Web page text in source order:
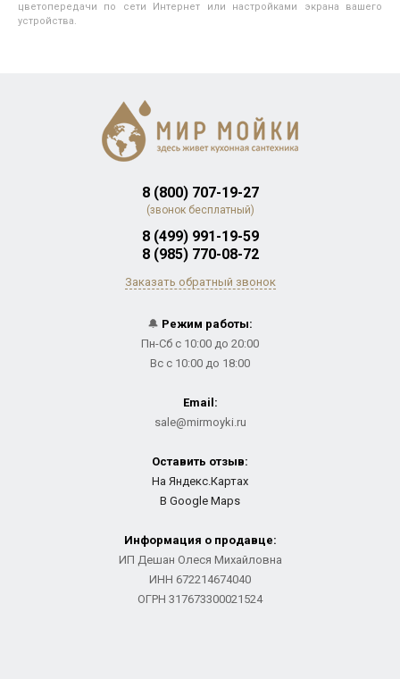
цветопередачи по сети Интернет или настройками экрана вашего
устройства.
8 (800) 707-19-27
(звонок бесплатный)
8 (499) 991-19-59
8 (985) 770-08-72
Заказать обратный звонок
🔔 Режим работы:
Пн-Сб с 10:00 до 20:00
Вс с 10:00 до 18:00
Email:
sale@mirmoyki.ru
Оставить отзыв:
На Яндекс.Картах
В Google Maps
Информация о продавце:
ИП Дешан Олеся Михайловна
ИНН 672214674040
ОГРН 317673300021524